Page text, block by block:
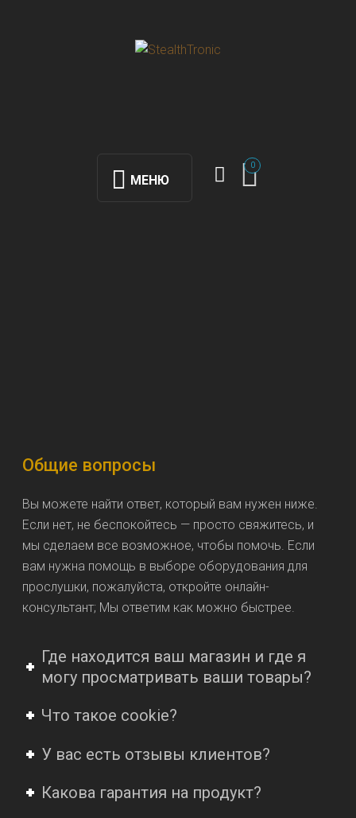
МЕНЮ
0
Общие вопросы
Вы можете найти ответ, который вам нужен ниже.
Если нет, не беспокойтесь — просто свяжитесь, и
мы сделаем все возможное, чтобы помочь. Если
вам нужна помощь в выборе оборудования для
прослушки, пожалуйста, откройте онлайн-
консультант; Мы ответим как можно быстрее.
Где находится ваш магазин и где я
могу просматривать ваши товары?
Что такое cookie?
У вас есть отзывы клиентов?
Какова гарантия на продукт?